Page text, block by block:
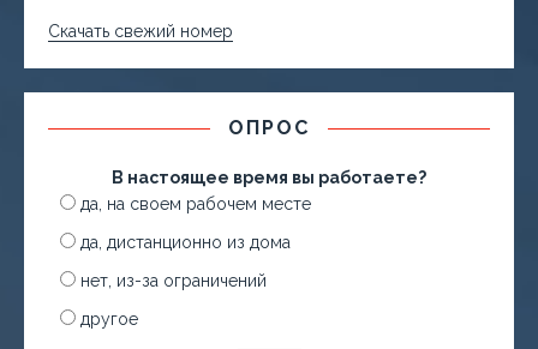
Скачать свежий номер
ОПРОС
В настоящее время вы работаете?
да, на своем рабочем месте
да, дистанционно из дома
нет, из-за ограничений
другое